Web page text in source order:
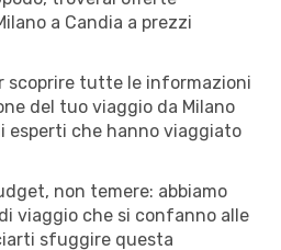
a Candia a prezzi
scoprire tutte le informazioni
del tuo viaggio da Milano
esperti che hanno viaggiato
non temere: abbiamo
viaggio che si confanno alle
sfuggire questa